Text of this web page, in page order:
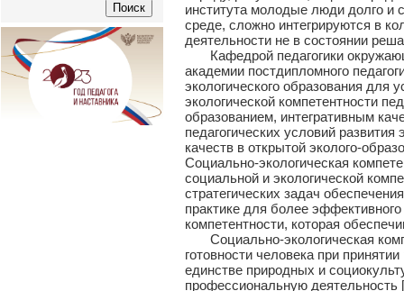
института молодые люди долго и
среде, сложно интегрируются в
деятельности не в состоянии
Кафедрой педагогики
академии постдипломного
экологического образования
экологической компетентности
образованием, интегративным
педагогических условий
качеств в открытой эколого-
Социально-экологическая
социальной и экологической
стратегических задач
практике для более
компетентности, которая
Социально-экологическая
готовности человека при
единстве природных и
профессиональную деятельность